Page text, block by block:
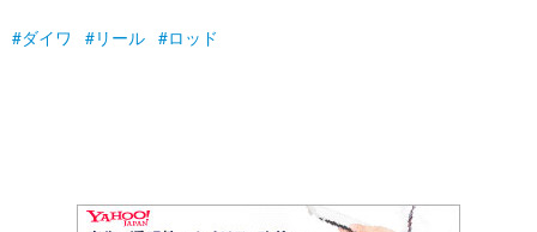
ダイワ リール ロッド